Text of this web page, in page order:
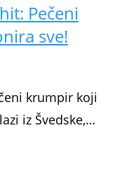
Pečeni
sve!
krumpir koji
iz Švedske,…